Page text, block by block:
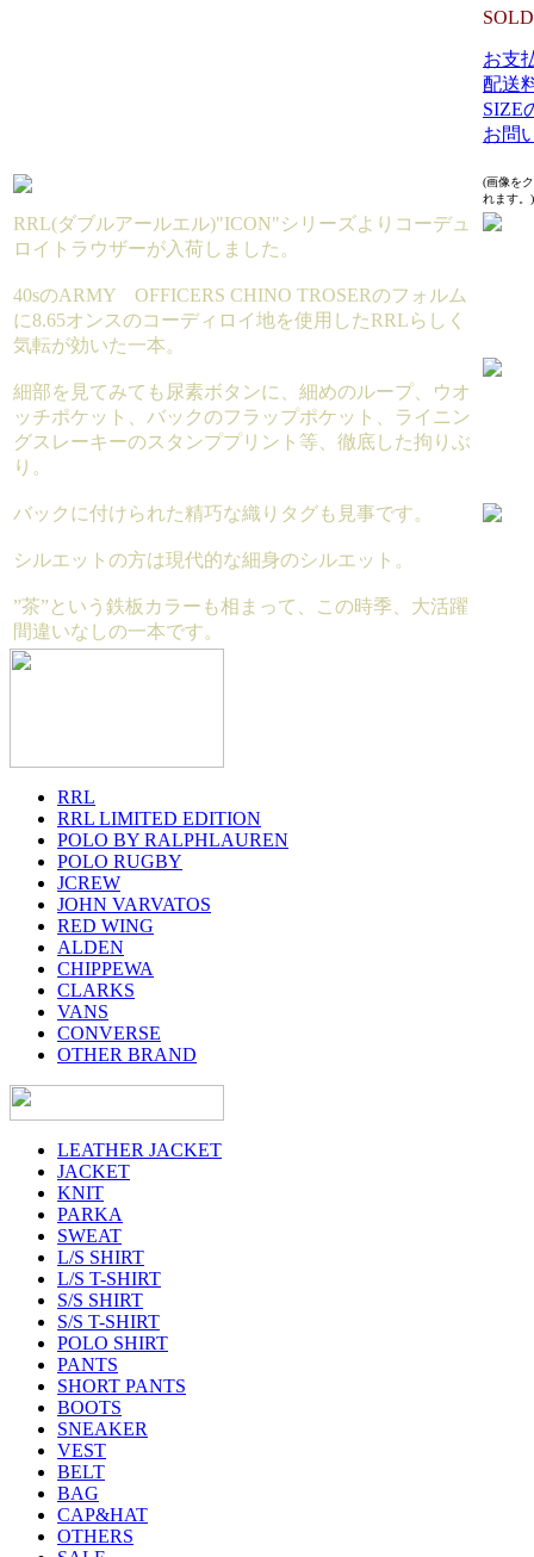
お支
配送
SIZE
お問
(画像を
れます。)
RRL(ダブルアールエル)"ICON"シリーズよりコーデュ
ロイトラウザーが入荷しました。
40sのARMY OFFICERS CHINO TROSERのフォルム
に8.65オンスのコーディロイ地を使用したRRLらしく
気転が効いた一本。
細部を見てみても尿素ボタンに、細めのループ、ウオ
ッチポケット、バックのフラップポケット、ライニン
グスレーキーのスタンププリント等、徹底した拘りぶ
り。
バックに付けられた精巧な織りタグも見事です。
シルエットの方は現代的な細身のシルエット。
”茶”という鉄板カラーも相まって、この時季、大活躍
間違いなしの一本です。
RRL
RRL LIMITED EDITION
POLO BY RALPHLAUREN
POLO RUGBY
JCREW
JOHN VARVATOS
RED WING
ALDEN
CHIPPEWA
CLARKS
VANS
CONVERSE
OTHER BRAND
LEATHER JACKET
JACKET
KNIT
PARKA
SWEAT
L/S SHIRT
L/S T-SHIRT
S/S SHIRT
S/S T-SHIRT
POLO SHIRT
PANTS
SHORT PANTS
BOOTS
SNEAKER
VEST
BELT
BAG
CAP&HAT
OTHERS